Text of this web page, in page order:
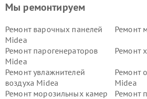
Мы ремонтируем
Ремонт варочных панелей
Midea
Ремонт
Ремонт парогенераторов
Midea
Ремонт
Ремонт увлажнителей
воздуха Midea
Ремонт
Midea
Ремонт морозильных камер
Ремонт